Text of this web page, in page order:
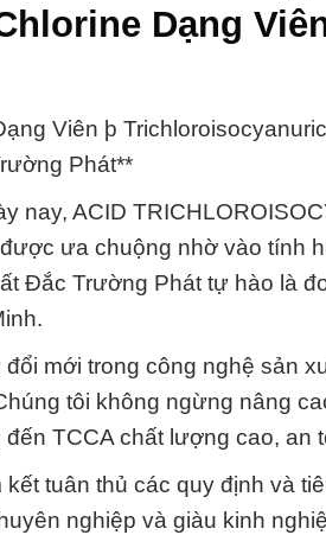
Dạng
Viên þ
Phát**
nay, ACID
ưa chuộng nhờ vào tính
Đắc Trường Phát tự hào là
mới trong công nghệ sản
tôi không ngừng nâng
TCCA chất lượng cao, an
tuân thủ các quy định và
nghiệp và giàu kinh